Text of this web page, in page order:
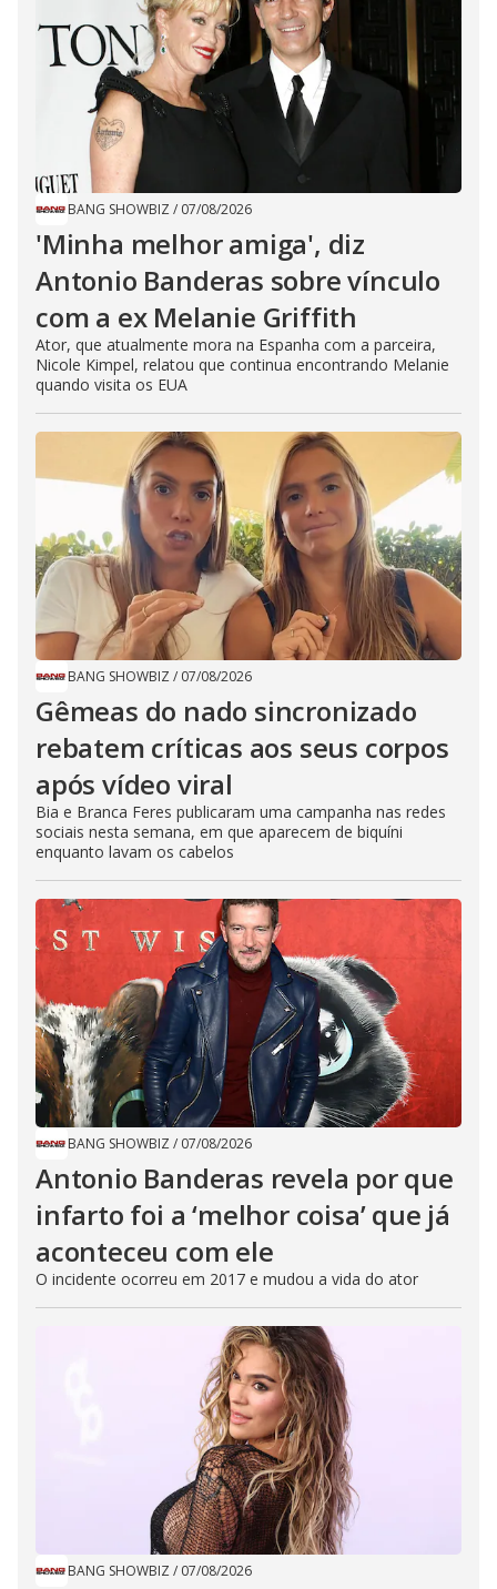
BANG SHOWBIZ / 07/08/2026
'Minha melhor amiga', diz
Antonio Banderas sobre vínculo
com a ex Melanie Griffith
Ator, que atualmente mora na Espanha com a parceira,
Nicole Kimpel, relatou que continua encontrando Melanie
quando visita os EUA
BANG SHOWBIZ / 07/08/2026
Gêmeas do nado sincronizado
rebatem críticas ​a​os seus corpos
após vídeo viral
Bia e Branca Feres publicaram uma campanha nas redes
sociais nesta semana, em que aparecem de biquíni
enquanto lavam os cabelos
BANG SHOWBIZ / 07/08/2026
Antonio Banderas revela por que
infarto foi a ‘melhor coisa’ que já
aconteceu com ele
O incidente ocorreu em 2017 e mudou a vida do ator
BANG SHOWBIZ / 07/08/2026